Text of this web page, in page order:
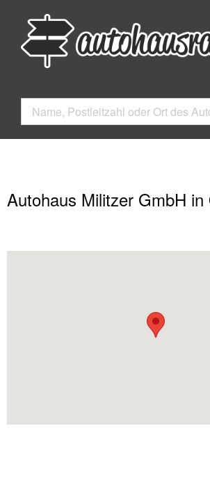
Autohaus Militzer GmbH